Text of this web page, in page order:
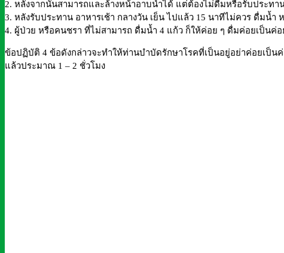
2. หลังจากนั้นสามารถและล้างหน้าอาบน้ำได้ แต่ต้องไม่ดื่มหรือรับประท
3. หลังรับประทาน อาหารเช้า กลางวัน เย็น ไปแล้ว 15 นาทีไม่ควร ดื่มน้ำ
4. ผู้ป่วย หรือคนชรา ที่ไม่สามารถ ดื่มน้ำ 4 แก้ว ก็ให้ค่อย ๆ ดื่มค่อยเป็นค่
ข้อปฏิบัติ 4 ข้อดังกล่าวจะทำให้ท่านบำบัดรักษาโรคที่เป็นอยู่อย่าค่อยเป็
แล้วประมาณ 1 – 2 ชั่วโมง